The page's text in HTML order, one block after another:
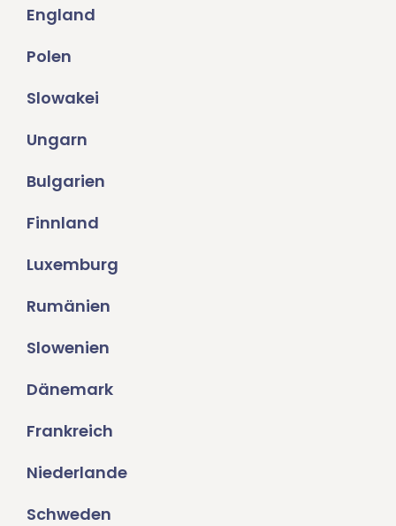
England
Polen
Slowakei
Ungarn
Bulgarien
Finnland
Luxemburg
Rumänien
Slowenien
Dänemark
Frankreich
Niederlande
Schweden